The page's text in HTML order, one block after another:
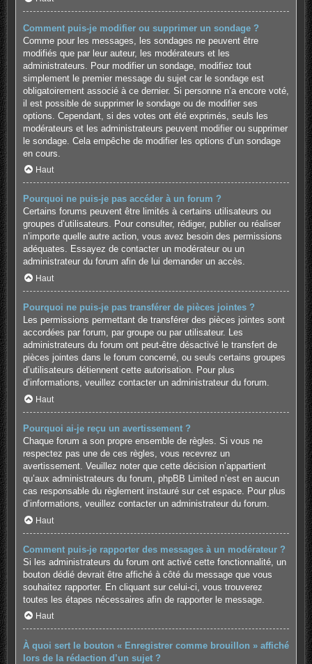
Comment puis-je modifier ou supprimer un sondage ?
Comme pour les messages, les sondages ne peuvent être
modifiés que par leur auteur, les modérateurs et les
administrateurs. Pour modifier un sondage, modifiez tout
simplement le premier message du sujet car le sondage est
obligatoirement associé à ce dernier. Si personne n’a encore voté,
il est possible de supprimer le sondage ou de modifier ses
options. Cependant, si des votes ont été exprimés, seuls les
modérateurs et les administrateurs peuvent modifier ou supprimer
le sondage. Cela empêche de modifier les options d’un sondage
en cours.
Haut
Pourquoi ne puis-je pas accéder à un forum ?
Certains forums peuvent être limités à certains utilisateurs ou
groupes d’utilisateurs. Pour consulter, rédiger, publier ou réaliser
n’importe quelle autre action, vous avez besoin des permissions
adéquates. Essayez de contacter un modérateur ou un
administrateur du forum afin de lui demander un accès.
Haut
Pourquoi ne puis-je pas transférer de pièces jointes ?
Les permissions permettant de transférer des pièces jointes sont
accordées par forum, par groupe ou par utilisateur. Les
administrateurs du forum ont peut-être désactivé le transfert de
pièces jointes dans le forum concerné, ou seuls certains groupes
d’utilisateurs détiennent cette autorisation. Pour plus
d’informations, veuillez contacter un administrateur du forum.
Haut
Pourquoi ai-je reçu un avertissement ?
Chaque forum a son propre ensemble de règles. Si vous ne
respectez pas une de ces règles, vous recevrez un
avertissement. Veuillez noter que cette décision n’appartient
qu’aux administrateurs du forum, phpBB Limited n’est en aucun
cas responsable du règlement instauré sur cet espace. Pour plus
d’informations, veuillez contacter un administrateur du forum.
Haut
Comment puis-je rapporter des messages à un modérateur ?
Si les administrateurs du forum ont activé cette fonctionnalité, un
bouton dédié devrait être affiché à côté du message que vous
souhaitez rapporter. En cliquant sur celui-ci, vous trouverez
toutes les étapes nécessaires afin de rapporter le message.
Haut
À quoi sert le bouton « Enregistrer comme brouillon » affiché
lors de la rédaction d’un sujet ?